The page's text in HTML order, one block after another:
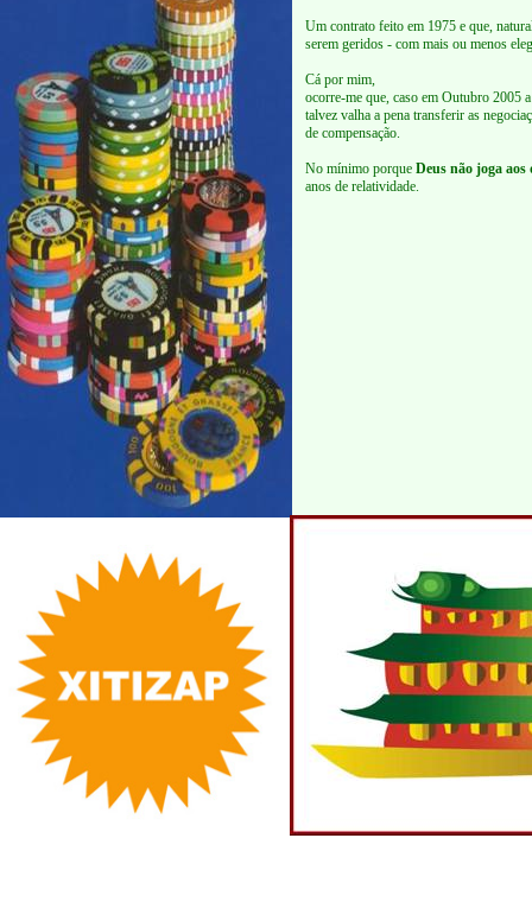
Um contrato feito em 1975 e que,
serem geridos - com mais ou menos
Cá por mim,
ocorre-me que, caso em Outubro 2005
talvez valha a pena transferir as
de compensação.
No mínimo porque Deus não joga aos
anos de relatividade.